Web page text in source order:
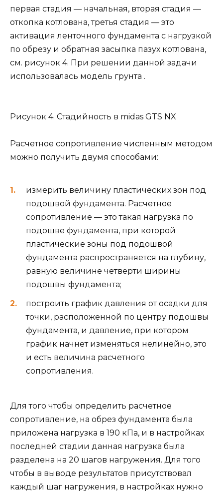
первая стадия — начальная, вторая стадия —
откопка котлована, третья стадия — это
активация ленточного фундамента с нагрузкой
по обрезу и обратная засыпка пазух котлована,
см. рисунок 4. При решении данной задачи
использовалась модель грунта .
Рисунок 4. Стадийность в midas GTS NX
Расчетное сопротивление численным методом
можно получить двумя способами:
измерить величину пластических зон под
подошвой фундамента. Расчетное
сопротивление — это такая нагрузка по
подошве фундамента, при которой
пластические зоны под подошвой
фундамента распространяется на глубину,
равную величине четверти ширины
подошвы фундамента;
построить график давления от осадки для
точки, расположенной по центру подошвы
фундамента, и давление, при котором
график начнет изменяться нелинейно, это
и есть величина расчетного
сопротивления.
Для того чтобы определить расчетное
сопротивление, на обрез фундамента была
приложена нагрузка в 190 кПа, и в настройках
последней стадии данная нагрузка была
разделена на 20 шагов нагружения. Для того
чтобы в выводе результатов присутствовал
каждый шаг нагружения, в настройках нужно